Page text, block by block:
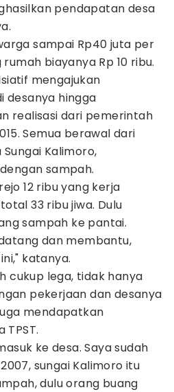
pendapatan desa
sampai Rp40 juta per
biayanya Rp 10 ribu.
mengajukan
desanya hingga
realisasi dari pemerintah
Semua berawal dari
Kalimoro,
sampah.
12 ribu yang kerja
33 ribu jiwa. Dulu
sampah ke pantai.
dan membantu,
katanya.
cukup lega, tidak hanya
pekerjaan dan desanya
mendapatkan
TPST.
ke desa. Saya sudah
sungai Kalimoro itu
dulu orang buang